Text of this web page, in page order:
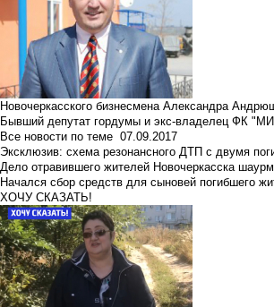
Новочеркасского бизнесмена Александра
Бывший депутат гордумы и экс-владелец ФК
Все новости по теме 07.09.2017
Эксклюзив: схема резонансного ДТП с двумя
Дело отравившего жителей Новочеркасска
Начался сбор средств для сыновей погибшего
ХОЧУ СКАЗАТЬ!